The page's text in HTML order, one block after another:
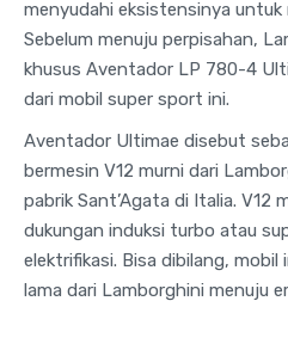
menyudahi eksistensinya untuk
Sebelum menuju perpisahan,
khusus Aventador LP 780-4
dari mobil super sport ini.
Aventador Ultimae disebut
bermesin V12 murni dari
pabrik Sant’Agata di Italia. V12
dukungan induksi turbo atau
elektrifikasi. Bisa dibilang,
lama dari Lamborghini menuju